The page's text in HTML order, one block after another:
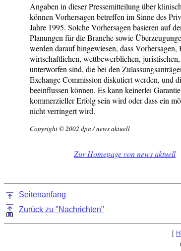
Angaben in dieser Pressemitteilung über
können Vorhersagen betreffen im Sinne des
Jahre 1995. Solche Vorhersagen basieren auf
Planungen für die Branche sowie
werden darauf hingewiesen, dass
wirtschaftlichen, wettbewerblichen,
unterworfen sind, die bei den
Exchange Commission diskutiert werden, und
beeinflussen können. Es kann keinerlei
kommerzieller Erfolg sein wird oder dass ein
nicht verringert wird.
Copyright © 2002 dpa / news aktuell
Zur Homepage von news aktuell
Seitenanfang
Zurück zu "Nachrichten"
[